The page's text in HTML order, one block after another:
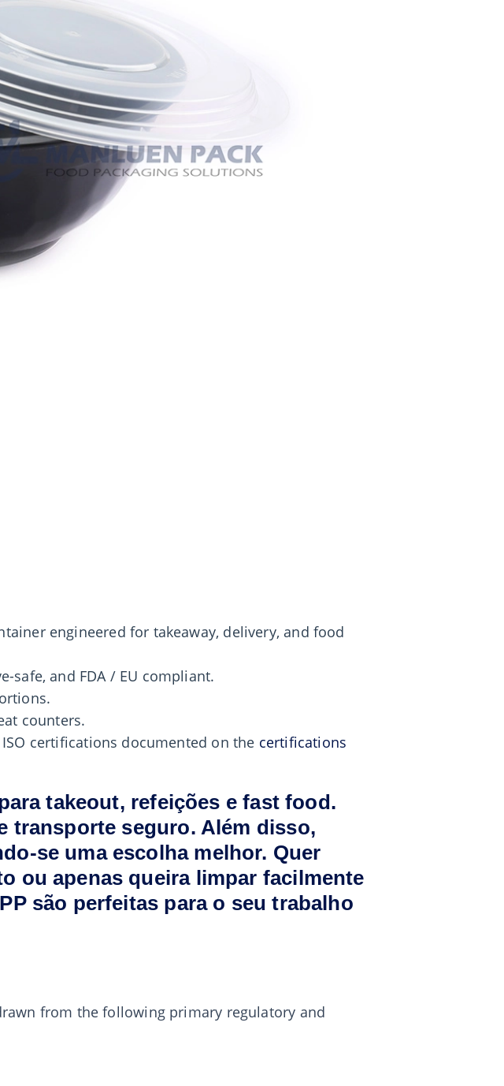
engineered for takeaway, delivery, and food
safe, and FDA / EU compliant.
counters.
ISO certifications documented on the certifications
takeout, refeições e fast food.
transporte seguro. Além disso,
se uma escolha melhor. Quer
ou apenas queira limpar facilmente
são perfeitas para o seu trabalho
from the following primary regulatory and